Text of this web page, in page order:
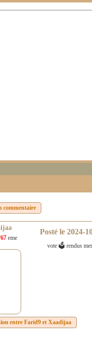
commentaire
eme
Posté le 2024-
vote 🗳 rendus
entre Farid9 et Xaadijaa